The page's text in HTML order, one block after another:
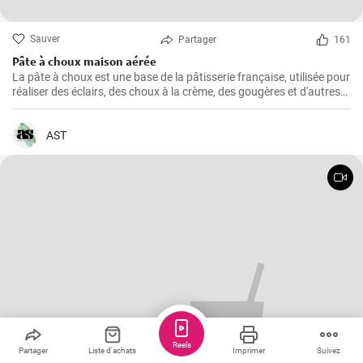
Sauver Partager 161
Pâte à choux maison aérée
La pâte à choux est une base de la pâtisserie française, utilisée pour
réaliser des éclairs, des choux à la crème, des gougères et d'autres
délicieuses pâtisseries.
AST
Partager Liste d'achats Imprimer Suivez
Reels